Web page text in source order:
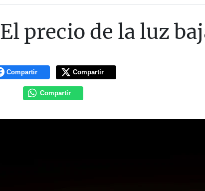
El precio de la luz
Compartir Compartir
Compartir